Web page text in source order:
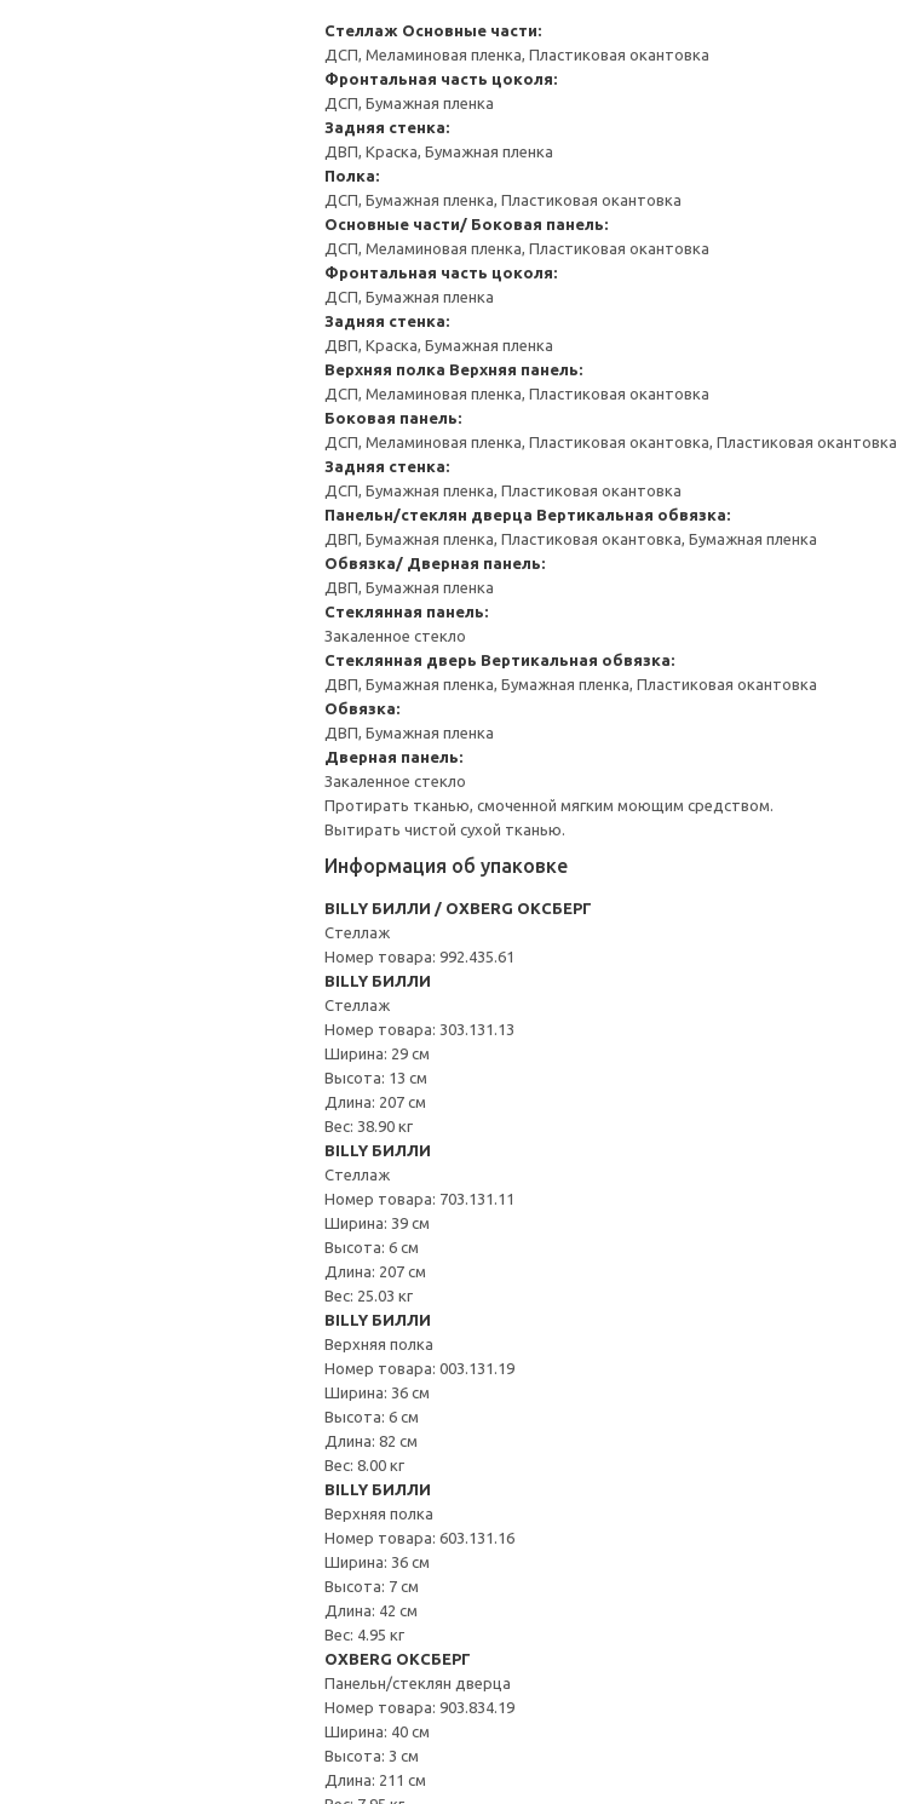
Стеллаж Основные части:
ДСП, Меламиновая пленка, Пластиковая окантовка
Фронтальная часть цоколя:
ДСП, Бумажная пленка
Задняя стенка:
ДВП, Краска, Бумажная пленка
Полка:
ДСП, Бумажная пленка, Пластиковая окантовка
Основные части/ Боковая панель:
ДСП, Меламиновая пленка, Пластиковая окантовка
Фронтальная часть цоколя:
ДСП, Бумажная пленка
Задняя стенка:
ДВП, Краска, Бумажная пленка
Верхняя полка Верхняя панель:
ДСП, Меламиновая пленка, Пластиковая окантовка
Боковая панель:
ДСП, Меламиновая пленка, Пластиковая окантовка, Пластиковая окантовка
Задняя стенка:
ДСП, Бумажная пленка, Пластиковая окантовка
Панельн/стеклян дверца Вертикальная обвязка:
ДВП, Бумажная пленка, Пластиковая окантовка, Бумажная пленка
Обвязка/ Дверная панель:
ДВП, Бумажная пленка
Стеклянная панель:
Закаленное стекло
Стеклянная дверь Вертикальная обвязка:
ДВП, Бумажная пленка, Бумажная пленка, Пластиковая окантовка
Обвязка:
ДВП, Бумажная пленка
Дверная панель:
Закаленное стекло
Протирать тканью, смоченной мягким моющим средством.
Вытирать чистой сухой тканью.
Информация об упаковке
BILLY БИЛЛИ / OXBERG ОКСБЕРГ
Стеллаж
Номер товара: 992.435.61
BILLY БИЛЛИ
Стеллаж
Номер товара: 303.131.13
Ширина: 29 см
Высота: 13 см
Длина: 207 см
Вес: 38.90 кг
BILLY БИЛЛИ
Стеллаж
Номер товара: 703.131.11
Ширина: 39 см
Высота: 6 см
Длина: 207 см
Вес: 25.03 кг
BILLY БИЛЛИ
Верхняя полка
Номер товара: 003.131.19
Ширина: 36 см
Высота: 6 см
Длина: 82 см
Вес: 8.00 кг
BILLY БИЛЛИ
Верхняя полка
Номер товара: 603.131.16
Ширина: 36 см
Высота: 7 см
Длина: 42 см
Вес: 4.95 кг
OXBERG ОКСБЕРГ
Панельн/стеклян дверца
Номер товара: 903.834.19
Ширина: 40 см
Высота: 3 см
Длина: 211 см